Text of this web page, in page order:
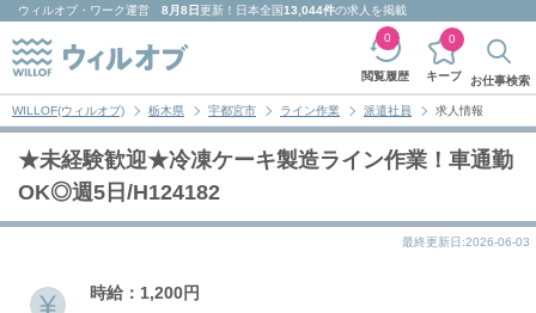
ウィルオブ・ワーク運営 8月8日更新！日本全国13,044件の求人を掲載
閲覧履歴
0
キープ
0
お仕事検索
WILLOF(ウィルオブ) 栃木県 宇都宮市 ライン作業 派遣社員 求人情報
★未経験歓迎★冷凍ケーキ製造ライン作業！車通勤
OK◎週5日/H124182
最終更新日:2026-06-03
時給：1,200円